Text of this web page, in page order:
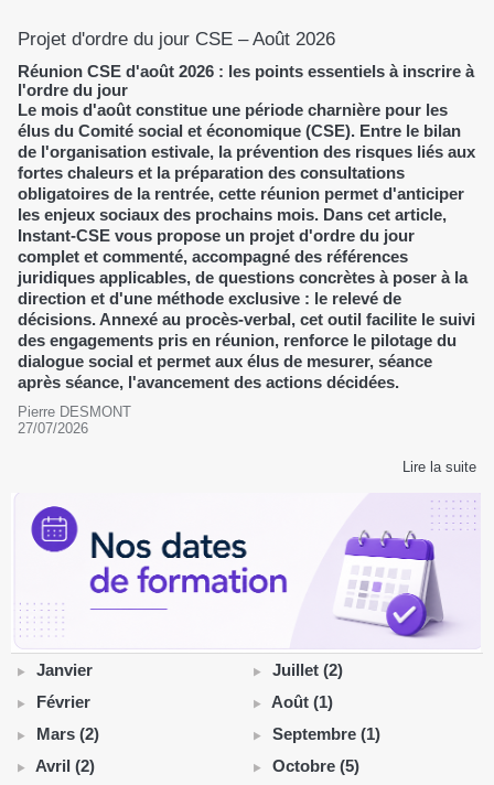
Projet d'ordre du jour CSE – Août 2026
Réunion CSE d'août 2026 : les points essentiels à inscrire à
l'ordre du jour
Le mois d'août constitue une période charnière pour les
élus du Comité social et économique (CSE). Entre le bilan
de l'organisation estivale, la prévention des risques liés aux
fortes chaleurs et la préparation des consultations
obligatoires de la rentrée, cette réunion permet d'anticiper
les enjeux sociaux des prochains mois. Dans cet article,
Instant-CSE vous propose un projet d'ordre du jour
complet et commenté, accompagné des références
juridiques applicables, de questions concrètes à poser à la
direction et d'une méthode exclusive : le relevé de
décisions. Annexé au procès-verbal, cet outil facilite le suivi
des engagements pris en réunion, renforce le pilotage du
dialogue social et permet aux élus de mesurer, séance
après séance, l'avancement des actions décidées.
Pierre DESMONT
27/07/2026
Lire la suite
Janvier
Février
Mars (2)
Avril (2)
Juillet (2)
Août (1)
Septembre (1)
Octobre (5)